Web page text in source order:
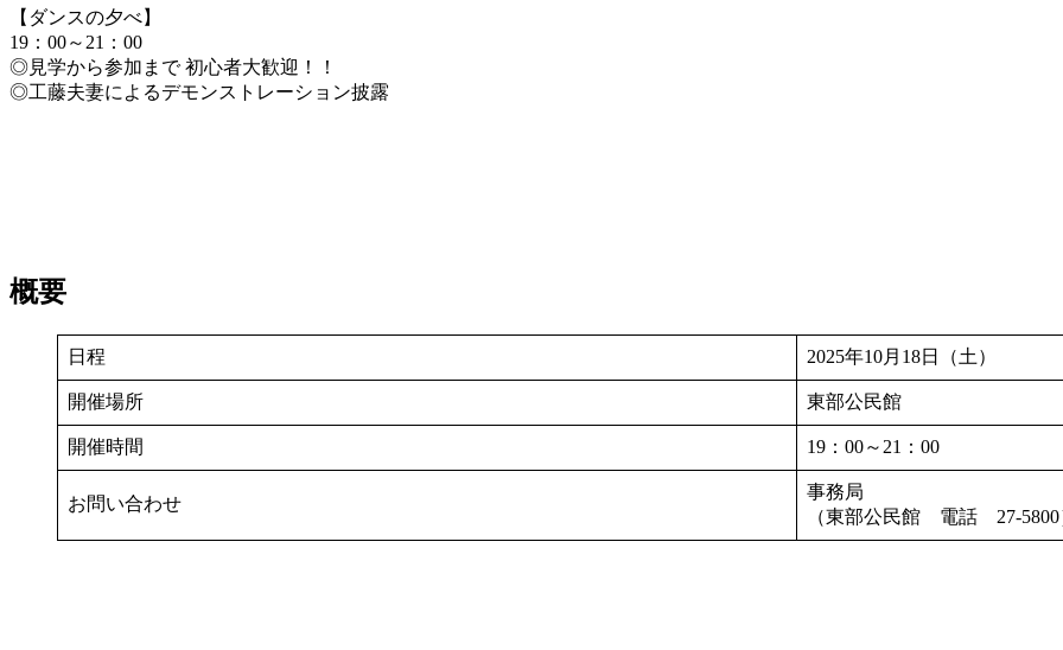
【ダンスの夕べ】
19：00～21：00
◎見学から参加まで 初心者大歓迎！！
◎工藤夫妻によるデモンストレーション披露
概要
日程 2025年10月18日（土）
開催場所 東部公民館
開催時間 19：00～21：00
お問い合わせ
事務局
（東部公民館 電話 27-5800